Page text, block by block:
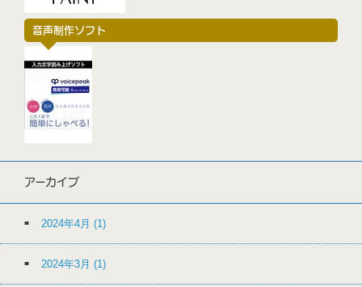
音声制作ソフト
アーカイブ
2024年4月 (1)
2024年3月 (1)